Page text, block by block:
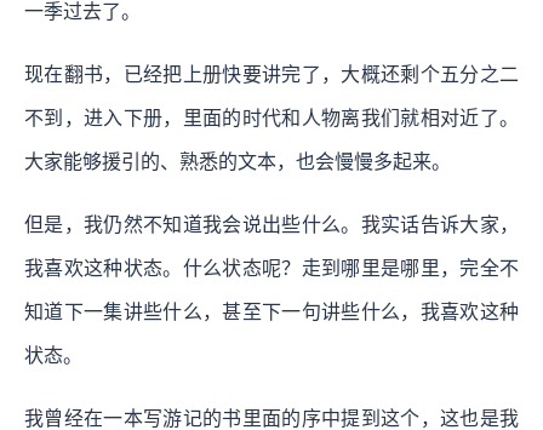
一季过去了。
现在翻书，已经把上册快要讲完了，大概还剩个五分之二
不到，进入下册，里面的时代和人物离我们就相对近了。
大家能够援引的、熟悉的文本，也会慢慢多起来。
但是，我仍然不知道我会说出些什么。我实话告诉大家，
我喜欢这种状态。什么状态呢？走到哪里是哪里，完全不
知道下一集讲些什么，甚至下一句讲些什么，我喜欢这种
状态。
我曾经在一本写游记的书里面的序中提到这个，这也是我